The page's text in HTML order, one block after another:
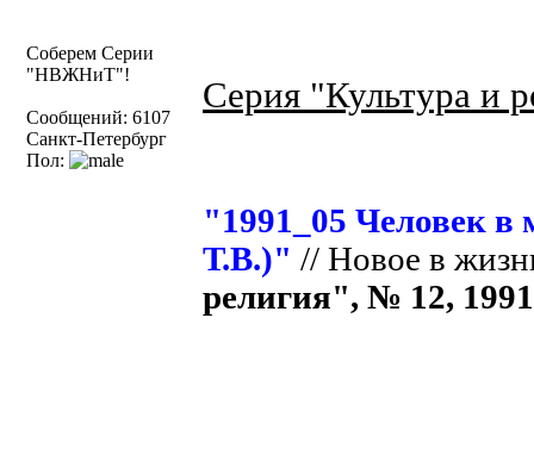
Соберем Серии
"НВЖНиТ"!
Сообщений: 6107
Санкт-Петербург
Пол:
Серия "Культура и
"1991_05 Человек в
Т.В.)" // Новое в
религия", № 12, 1991